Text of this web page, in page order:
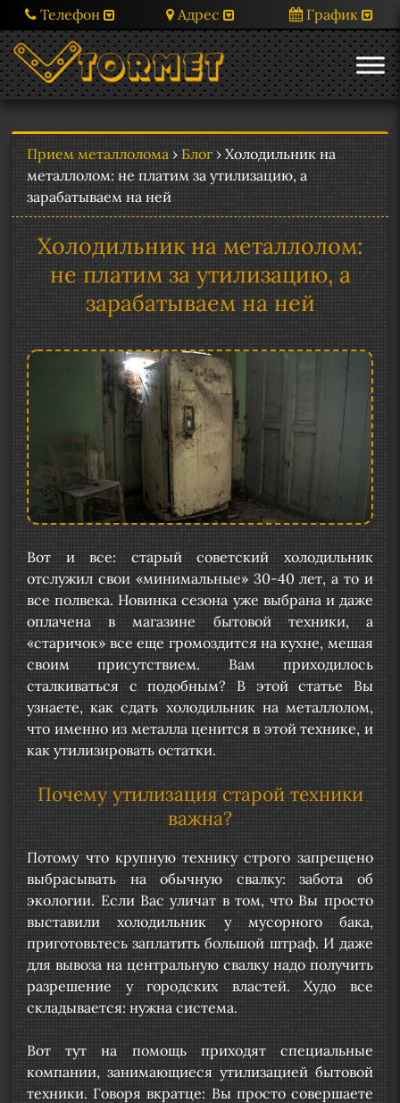
Телефон Адрес График
Прием металлолома › Блог › Холодильник на
металлолом: не платим за утилизацию, а
зарабатываем на ней
Холодильник на металлолом:
не платим за утилизацию, а
зарабатываем на ней
Вот и все: старый советский холодильник
отслужил свои «минимальные» 30-40 лет, а то и
все полвека. Новинка сезона уже выбрана и даже
оплачена в магазине бытовой техники, а
«старичок» все еще громоздится на кухне, мешая
своим присутствием. Вам приходилось
сталкиваться с подобным? В этой статье Вы
узнаете, как сдать холодильник на металлолом,
что именно из металла ценится в этой технике, и
как утилизировать остатки.
Почему утилизация старой техники
важна?
Потому что крупную технику строго запрещено
выбрасывать на обычную свалку: забота об
экологии. Если Вас уличат в том, что Вы просто
выставили холодильник у мусорного бака,
приготовьтесь заплатить большой штраф. И даже
для вывоза на центральную свалку надо получить
разрешение у городских властей. Худо все
складывается: нужна система.
Вот тут на помощь приходят специальные
компании, занимающиеся утилизацией бытовой
техники. Говоря вкратце: Вы просто совершаете